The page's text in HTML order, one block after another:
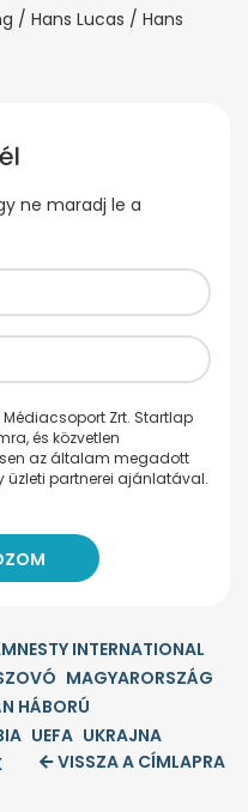
/ Hans Lucas / Hans
ne maradj le a
Zrt. Startlap
és közvetlen
az általam megadott
üzleti partnerei ajánlatával.
INTERNATIONAL
MAGYARORSZÁG
HÁBORÚ
UEFA UKRAJNA
VISSZA A CÍMLAPRA